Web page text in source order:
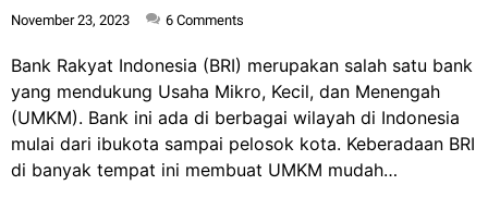
November 23, 2023 6 Comments
Bank Rakyat Indonesia (BRI) merupakan salah satu bank
yang mendukung Usaha Mikro, Kecil, dan Menengah
(UMKM). Bank ini ada di berbagai wilayah di Indonesia
mulai dari ibukota sampai pelosok kota. Keberadaan BRI
di banyak tempat ini membuat UMKM mudah…